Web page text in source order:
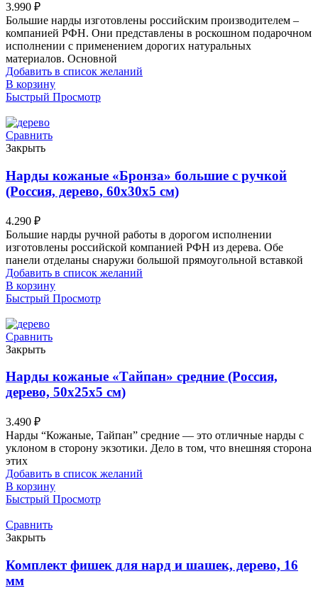
3.990 ₽
Большие нарды изготовлены российским производителем –
компанией РФН. Они представлены в роскошном подарочном
исполнении с применением дорогих натуральных
материалов. Основной
Добавить в список желаний
В корзину
Быстрый Просмотр
Сравнить
Закрыть
Нарды кожаные «Бронза» большие с ручкой
(Россия, дерево, 60х30х5 см)
4.290 ₽
Большие нарды ручной работы в дорогом исполнении
изготовлены российской компанией РФН из дерева. Обе
панели отделаны снаружи большой прямоугольной вставкой
Добавить в список желаний
В корзину
Быстрый Просмотр
Сравнить
Закрыть
Нарды кожаные «Тайпан» средние (Россия,
дерево, 50х25х5 см)
3.490 ₽
Нарды “Кожаные, Тайпан” средние — это отличные нарды с
уклоном в сторону экзотики. Дело в том, что внешняя сторона
этих
Добавить в список желаний
В корзину
Быстрый Просмотр
Сравнить
Закрыть
Комплект фишек для нард и шашек, дерево, 16
мм